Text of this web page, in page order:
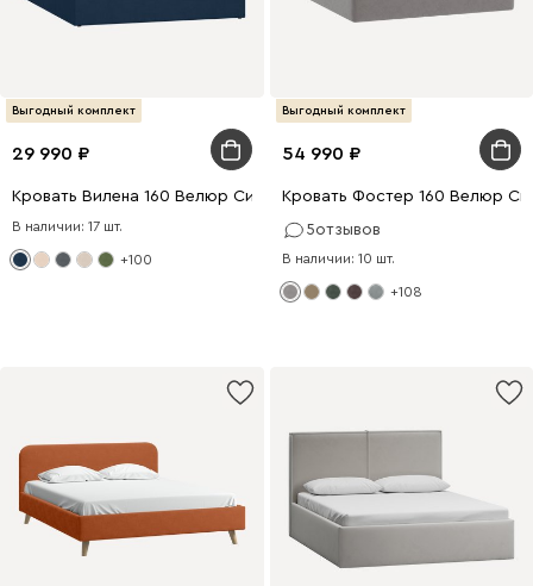
Выгодный комплект
29 990
Кровать Вилена 160 Велюр Синий
В наличии: 17 шт.
+100
Выгодный комплект
54 990
Кровать Фостер 160 Велюр
5отзывов
В наличии: 10 шт.
+108